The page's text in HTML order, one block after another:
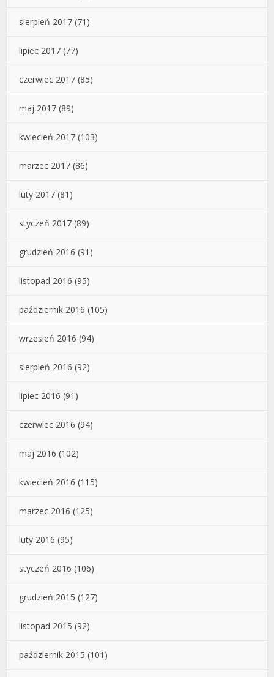
sierpień 2017 (71)
lipiec 2017 (77)
czerwiec 2017 (85)
maj 2017 (89)
kwiecień 2017 (103)
marzec 2017 (86)
luty 2017 (81)
styczeń 2017 (89)
grudzień 2016 (91)
listopad 2016 (95)
październik 2016 (105)
wrzesień 2016 (94)
sierpień 2016 (92)
lipiec 2016 (91)
czerwiec 2016 (94)
maj 2016 (102)
kwiecień 2016 (115)
marzec 2016 (125)
luty 2016 (95)
styczeń 2016 (106)
grudzień 2015 (127)
listopad 2015 (92)
październik 2015 (101)